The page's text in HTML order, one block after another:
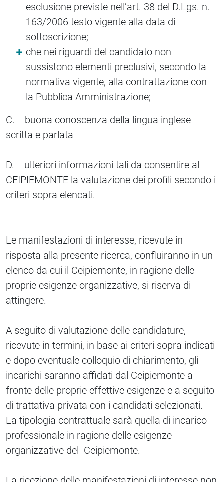
esclusione previste nell’art. 38 del D.Lgs. n.
163/2006 testo vigente alla data di
sottoscrizione;
che nei riguardi del candidato non
sussistono elementi preclusivi, secondo la
normativa vigente, alla contrattazione con
la Pubblica Amministrazione;
C. buona conoscenza della lingua inglese
scritta e parlata
D. ulteriori informazioni tali da consentire al
CEIPIEMONTE la valutazione dei profili secondo i
criteri sopra elencati.
Le manifestazioni di interesse, ricevute in
risposta alla presente ricerca, confluiranno in un
elenco da cui il Ceipiemonte, in ragione delle
proprie esigenze organizzative, si riserva di
attingere.
A seguito di valutazione delle candidature,
ricevute in termini, in base ai criteri sopra indicati
e dopo eventuale colloquio di chiarimento, gli
incarichi saranno affidati dal Ceipiemonte a
fronte delle proprie effettive esigenze e a seguito
di trattativa privata con i candidati selezionati.
La tipologia contrattuale sarà quella di incarico
professionale in ragione delle esigenze
organizzative del Ceipiemonte.